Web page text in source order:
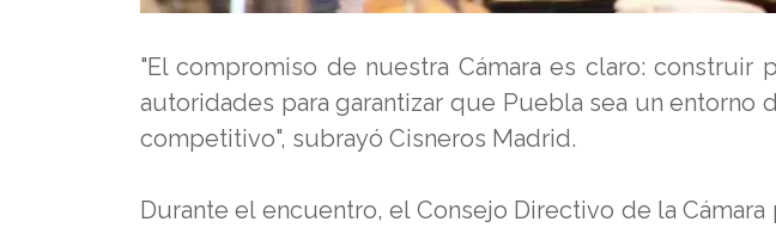
"El compromiso de nuestra Cámara es claro: construir
autoridades para garantizar que Puebla sea un entorno
competitivo", subrayó Cisneros Madrid.
Durante el encuentro, el Consejo Directivo de la